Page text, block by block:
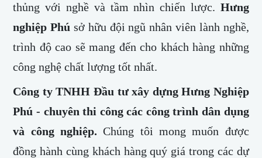
thủng với nghề và tầm nhìn chiến lược. Hưng
nghiệp Phú sở hữu đội ngũ nhân viên lành nghề,
trình độ cao sẽ mang đến cho khách hàng những
công nghệ chất lượng tốt nhất.
Công ty TNHH Đầu tư xây dựng Hưng Nghiệp
Phú - chuyên thi công các công trình dân dụng
và công nghiệp. Chúng tôi mong muốn được
đồng hành cùng khách hàng quý giá trong các dự